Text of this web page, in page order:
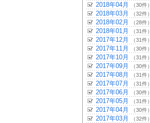
2018年04月 （30件）
2018年03月 （32件）
2018年02月 （28件）
2018年01月 （31件）
2017年12月 （31件）
2017年11月 （30件）
2017年10月 （31件）
2017年09月 （30件）
2017年08月 （31件）
2017年07月 （31件）
2017年06月 （30件）
2017年05月 （31件）
2017年04月 （30件）
2017年03月 （32件）